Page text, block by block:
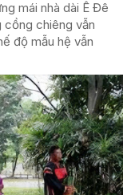
mái nhà dài Ê Đê
cồng chiêng vẫn
độ mẫu hệ vẫn